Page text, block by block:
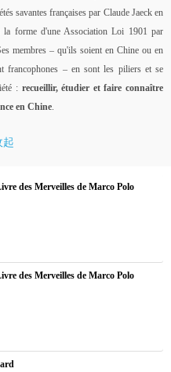
savantes françaises par Claude Jaeck en
la forme d'une Association Loi 1901 par
membres – qu'ils soient en Chine ou en
francophones – en sont les piliers et se
: recueillir, étudier et faire connaître
en Chine.
起
des Merveilles de Marco Polo
des Merveilles de Marco Polo